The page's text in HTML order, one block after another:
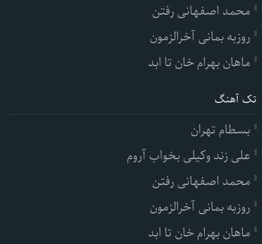
محمد اصفهانی رفتن
روزبه بمانی آخرالزمون
ماهان بهرام خان تا ابد
تک آهنگ
بسطام تهران
علی زند وکیلی بخواب آروم
محمد اصفهانی رفتن
روزبه بمانی آخرالزمون
ماهان بهرام خان تا ابد